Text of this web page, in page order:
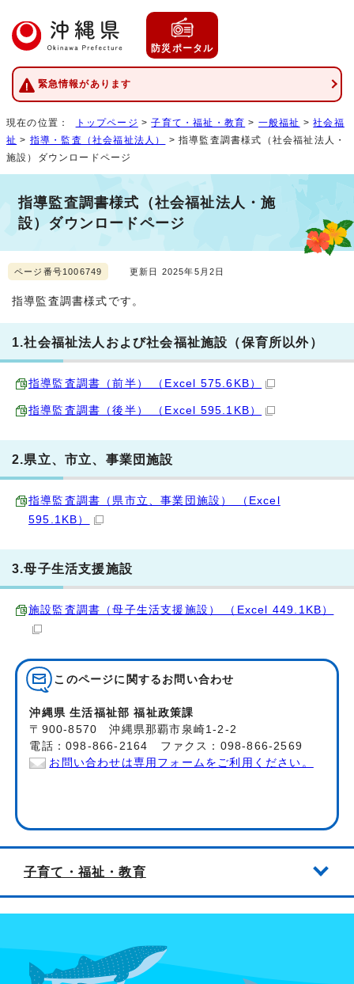
防災ポータル
緊急情報があります
現在の位置： トップページ >子育て・福祉・教育 > 一般福祉 >社会福
祉 > 指導・監査（社会福祉法人）
> 指導監査調書様式（社会福祉法人・
施設）ダウンロードページ
指導監査調書様式（社会福祉法人・施
設）ダウンロードページ
ページ番号1006749 更新日 2025年5月2日
指導監査調書様式です。
1.社会福祉法人および社会福祉施設（保育所以外）
指導監査調書（前半） （Excel 575.6KB）
指導監査調書（後半） （Excel 595.1KB）
2.県立、市立、事業団施設
指導監査調書（県市立、事業団施設） （Excel
595.1KB）
3.母子生活支援施設
施設監査調書（母子生活支援施設） （Excel 449.1KB）
このページに関する お問い合わせ
沖縄県 生活福祉部 福祉政策課
〒900-8570 沖縄県那覇市泉崎1-2-2
電話：098-866-2164 ファクス：098-866-2569
お問い合わせは専用フォームをご利用ください。
子育て・福祉・教育